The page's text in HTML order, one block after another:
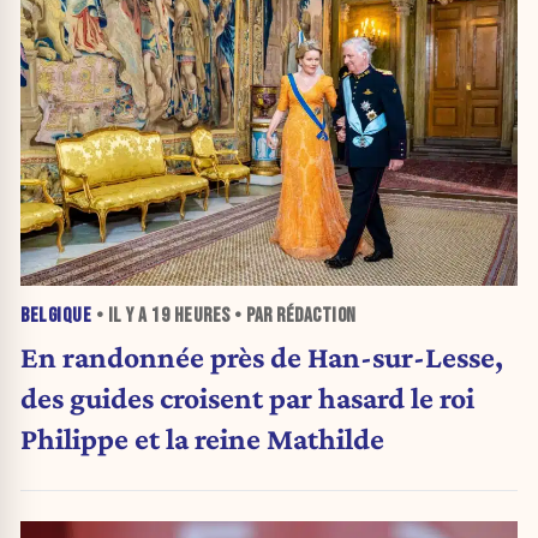
BELGIQUE • IL Y A 19 HEURES• PAR RÉDACTION
En randonnée près de Han-sur-Lesse,
des guides croisent par hasard le roi
Philippe et la reine Mathilde